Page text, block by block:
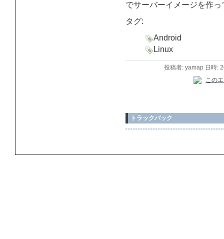
でサーバーイメージを作
タグ:
Android
Linux
投稿者: yamap 日時:
トラックバック